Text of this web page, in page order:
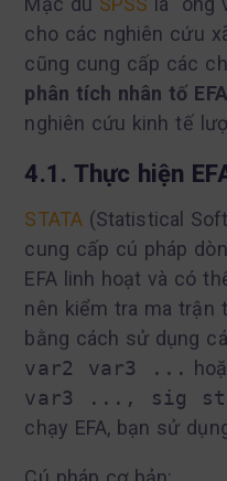
cho các nghiên cứu
cũng cung cấp các
phân tích nhân tố EFA
nghiên cứu kinh tế
4.1. Thực hiện
STATA(Statistical
cung cấp cú pháp
EFA linh hoạt và có
nên kiểm tra ma trận
bằng cách sử dụng
var2 var3 ...
var3 ..., sig
chạy EFA, bạn sử